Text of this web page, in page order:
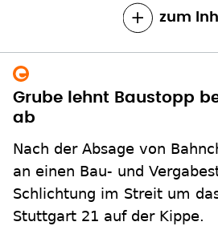
zum
Grube lehnt Baustopp
ab
Nach der Absage von
an einen Bau- und
Schlichtung im Streit um
Stuttgart 21 auf der Kippe.